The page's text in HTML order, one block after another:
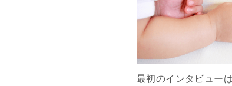
最初のインタビュー